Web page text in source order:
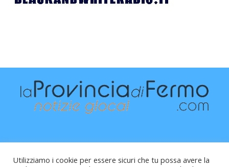
Utilizziamo i cookie per essere sicuri che tu possa avere la